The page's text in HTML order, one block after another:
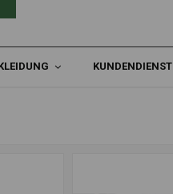
KUNDENDIENST